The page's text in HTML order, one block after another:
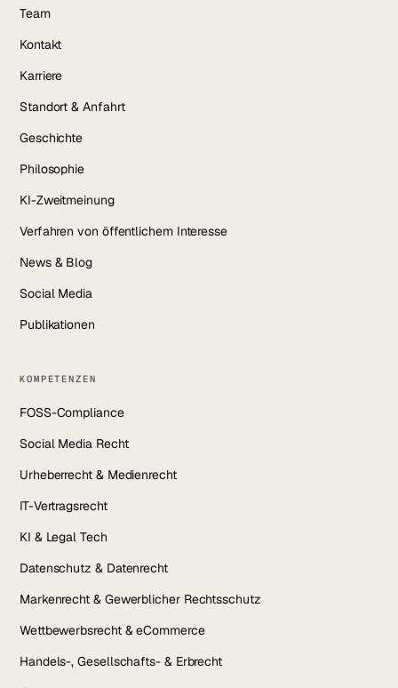
Team
Kontakt
Karriere
Standort & Anfahrt
Geschichte
Philosophie
KI-Zweitmeinung
Verfahren von öffentlichem Interesse
News & Blog
Social Media
Publikationen
KOMPETENZEN
FOSS-Compliance
Social Media Recht
Urheberrecht & Medienrecht
IT-Vertragsrecht
KI & Legal Tech
Datenschutz & Datenrecht
Markenrecht & Gewerblicher Rechtsschutz
Wettbewerbsrecht & eCommerce
Handels-, Gesellschafts- & Erbrecht